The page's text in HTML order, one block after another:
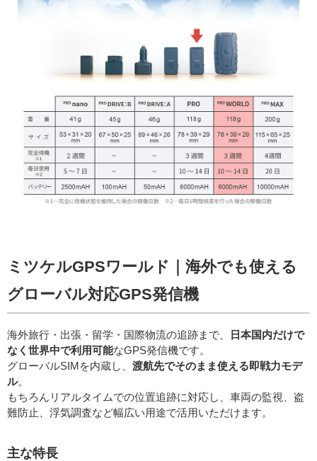
ミツケルGPSワールド｜海外でも使える
グローバル対応GPS発信機
海外旅行・出張・留学・国際物流の追跡まで、
日本国内だけで
なく世界中で利用可能なGPS発信機です。
グローバルSIMを内蔵し、 渡航先でそのまま使える即戦力モデ
ル。
もちろんリアルタイムでの位置追跡に対応し、車両の監視、盗
難防止、浮気調査など幅広い用途で活用いただけます。
主な特長